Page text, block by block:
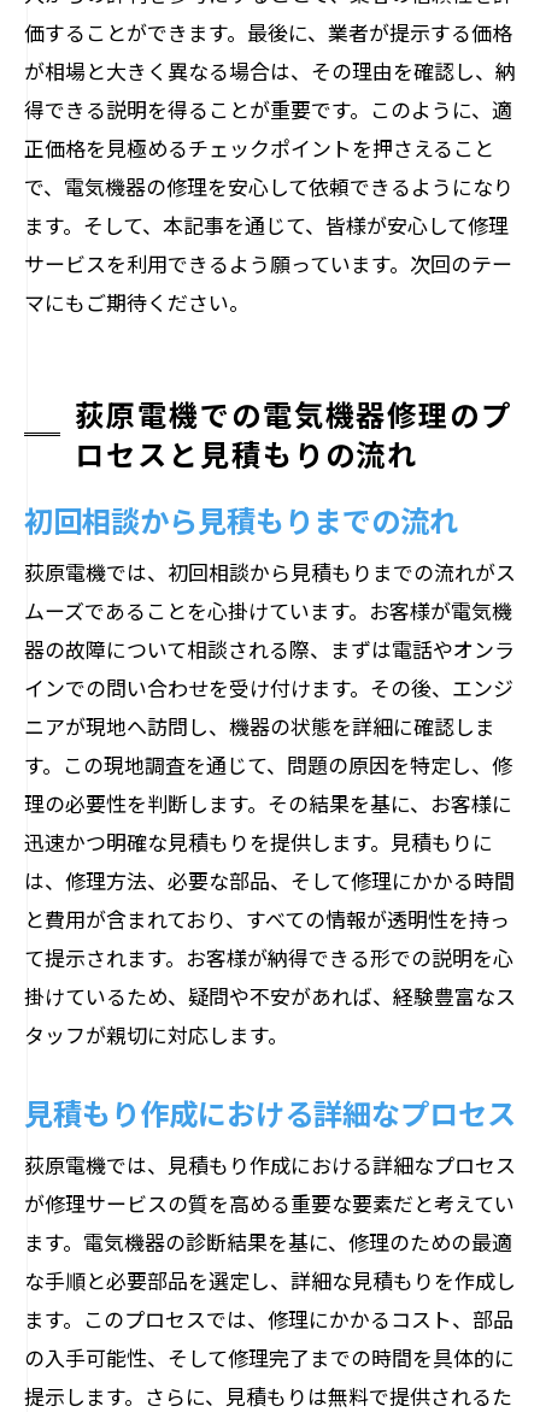
価することができます。最後に、業者が提示する価格
が相場と大きく異なる場合は、その理由を確認し、納
得できる説明を得ることが重要です。このように、適
正価格を見極めるチェックポイントを押さえること
で、電気機器の修理を安心して依頼できるようになり
ます。そして、本記事を通じて、皆様が安心して修理
サービスを利用できるよう願っています。次回のテー
マにもご期待ください。
荻原電機での電気機器修理のプ
ロセスと見積もりの流れ
初回相談から見積もりまでの流れ
荻原電機では、初回相談から見積もりまでの流れがス
ムーズであることを心掛けています。お客様が電気機
器の故障について相談される際、まずは電話やオンラ
インでの問い合わせを受け付けます。その後、エンジ
ニアが現地へ訪問し、機器の状態を詳細に確認しま
す。この現地調査を通じて、問題の原因を特定し、修
理の必要性を判断します。その結果を基に、お客様に
迅速かつ明確な見積もりを提供します。見積もりに
は、修理方法、必要な部品、そして修理にかかる時間
と費用が含まれており、すべての情報が透明性を持っ
て提示されます。お客様が納得できる形での説明を心
掛けているため、疑問や不安があれば、経験豊富なス
タッフが親切に対応します。
見積もり作成における詳細なプロセス
荻原電機では、見積もり作成における詳細なプロセス
が修理サービスの質を高める重要な要素だと考えてい
ます。電気機器の診断結果を基に、修理のための最適
な手順と必要部品を選定し、詳細な見積もりを作成し
ます。このプロセスでは、修理にかかるコスト、部品
の入手可能性、そして修理完了までの時間を具体的に
提示します。さらに、見積もりは無料で提供されるた